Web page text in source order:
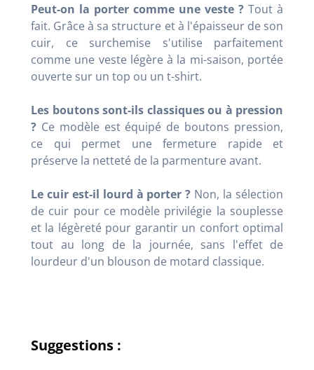
Peut-on la porter comme une veste ? Tout à
fait. Grâce à sa structure et à l'épaisseur de son
cuir, ce surchemise s'utilise parfaitement
comme une veste légère à la mi-saison, portée
ouverte sur un top ou un t-shirt.
Les boutons sont-ils classiques ou à pression
? Ce modèle est équipé de boutons pression,
ce qui permet une fermeture rapide et
préserve la netteté de la parmenture avant.
Le cuir est-il lourd à porter ? Non, la sélection
de cuir pour ce modèle privilégie la souplesse
et la légèreté pour garantir un confort optimal
tout au long de la journée, sans l'effet de
lourdeur d'un blouson de motard classique.
Suggestions :